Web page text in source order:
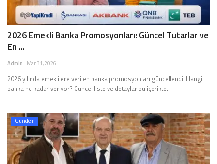
2026 Emekli Banka Promosyonları: Güncel Tutarlar ve
En ...
Admin Mar 31, 2026
2026 yılında emeklilere verilen banka promosyonları güncellendi. Hangi
banka ne kadar veriyor? Güncel liste ve detaylar bu içerikte.
Gündem